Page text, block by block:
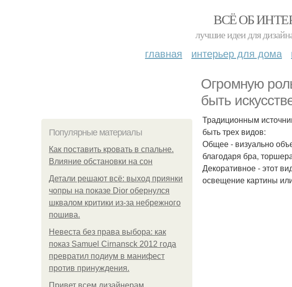
ВСЁ ОБ
лучшие идеи для
главная интерьер для дома
Огромную
быть
Популярные материалы
Как поставить кровать в спальне.
Влияние обстановки на сон
Детали решают всё: выход приянки
чопры на показе Dior обернулся
шквалом критики из-за небрежного
пошива.
Невеста без права выбора: как
показ Samuel Cirnansck 2012 года
превратил подиум в манифест
против принуждения.
Привет всем дизайнерам
Традиционным
быть трех видов:
Общее - визуально
благодаря бра,
Декоративное - этот
освещение картины